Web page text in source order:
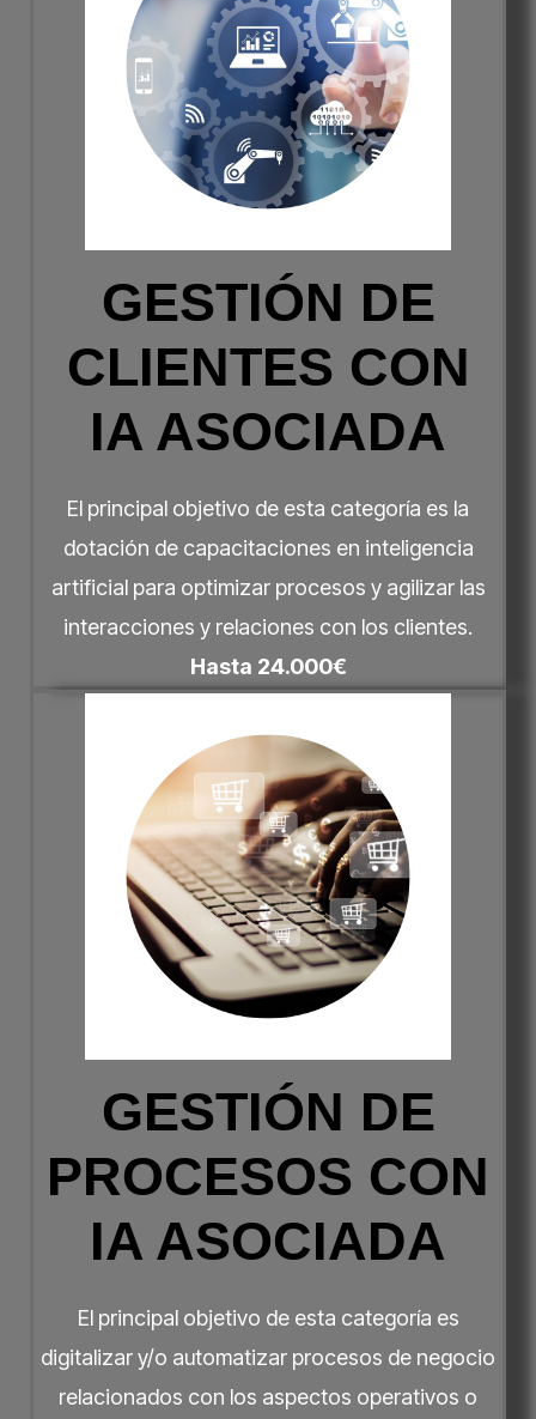
GESTIÓN DE
CLIENTES CON
IA ASOCIADA​
El principal objetivo de esta categoría es la
dotación de capacitaciones en inteligencia
artificial para optimizar procesos y agilizar las
interacciones y relaciones con los clientes.
Hasta 24.000€
GESTIÓN DE
PROCESOS CON
IA ASOCIADA
El principal objetivo de esta categoría es
digitalizar y/o automatizar procesos de negocio
relacionados con los aspectos operativos o